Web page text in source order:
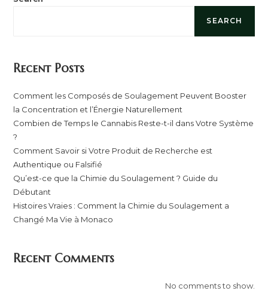
SEARCH
Recent Posts
Comment les Composés de Soulagement Peuvent Booster
la Concentration et l’Énergie Naturellement
Combien de Temps le Cannabis Reste-t-il dans Votre Système
?
Comment Savoir si Votre Produit de Recherche est
Authentique ou Falsifié
Qu’est-ce que la Chimie du Soulagement ? Guide du
Débutant
Histoires Vraies : Comment la Chimie du Soulagement a
Changé Ma Vie à Monaco
Recent Comments
No comments to show.